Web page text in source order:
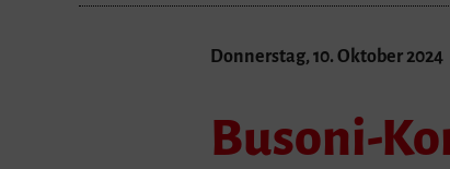
Donnerstag, 10. Oktober 2024
Busoni-